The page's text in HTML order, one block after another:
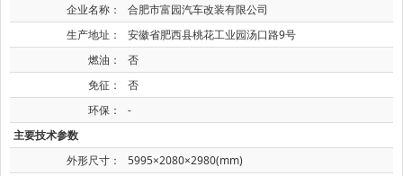
企业名称：
合肥市富园汽车改装有限公司
生产地址：
安徽省肥西县桃花工业园汤口路9号
燃油：
否
免征：
否
环保：
-
主要技术参数
外形尺寸：
5995×2080×2980(mm)